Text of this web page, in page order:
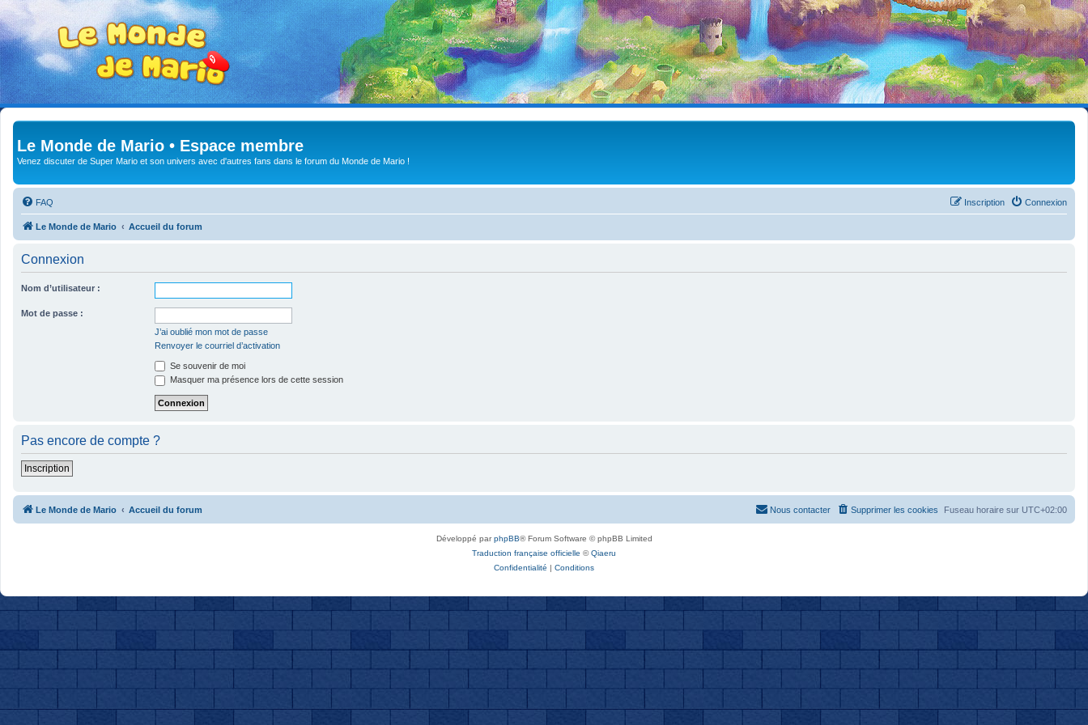
Le Monde de Mario • Espace membre
Venez discuter de Super Mario et son univers avec d'autres fans dans le forum du Monde de Mario !
FAQ Connexion
Inscription
Le Monde de Mario Accueil du forum
Connexion
Nom d’utilisateur :
Mot de passe :
J’ai oublié mon mot de passe
Renvoyer le courriel d’activation
Se souvenir de moi
Masquer ma présence lors de cette session
Pas encore de compte ?
Inscription
Le Monde de Mario Accueil du forum Fuseau horaire sur UTC+02:00
Supprimer les cookies
Nous contacter
Développé parphpBB® Forum Software © phpBB Limited
Traduction française officielle ©Qiaeru
Confidentialité | Conditions